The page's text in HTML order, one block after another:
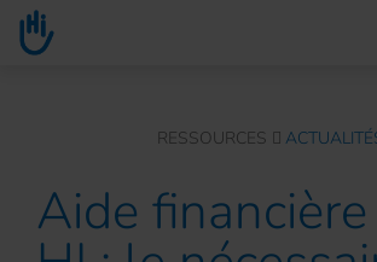
Go to main content
You are here :RESSOURCES
Aide